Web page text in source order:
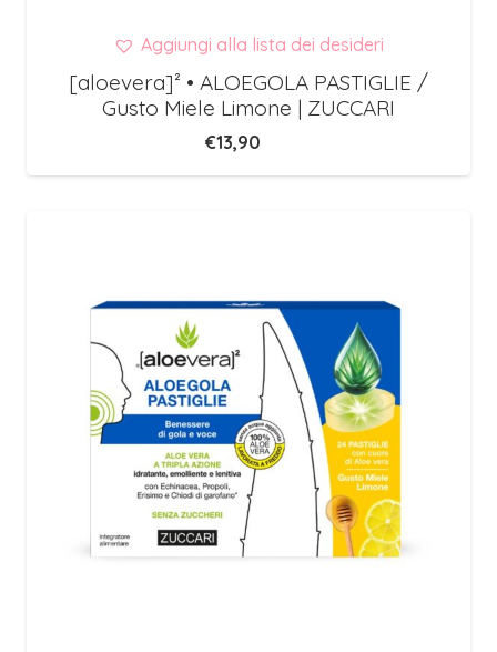
Aggiungi alla lista dei desideri
[aloevera]² • ALOEGOLA PASTIGLIE /
Gusto Miele Limone | ZUCCARI
€13,90